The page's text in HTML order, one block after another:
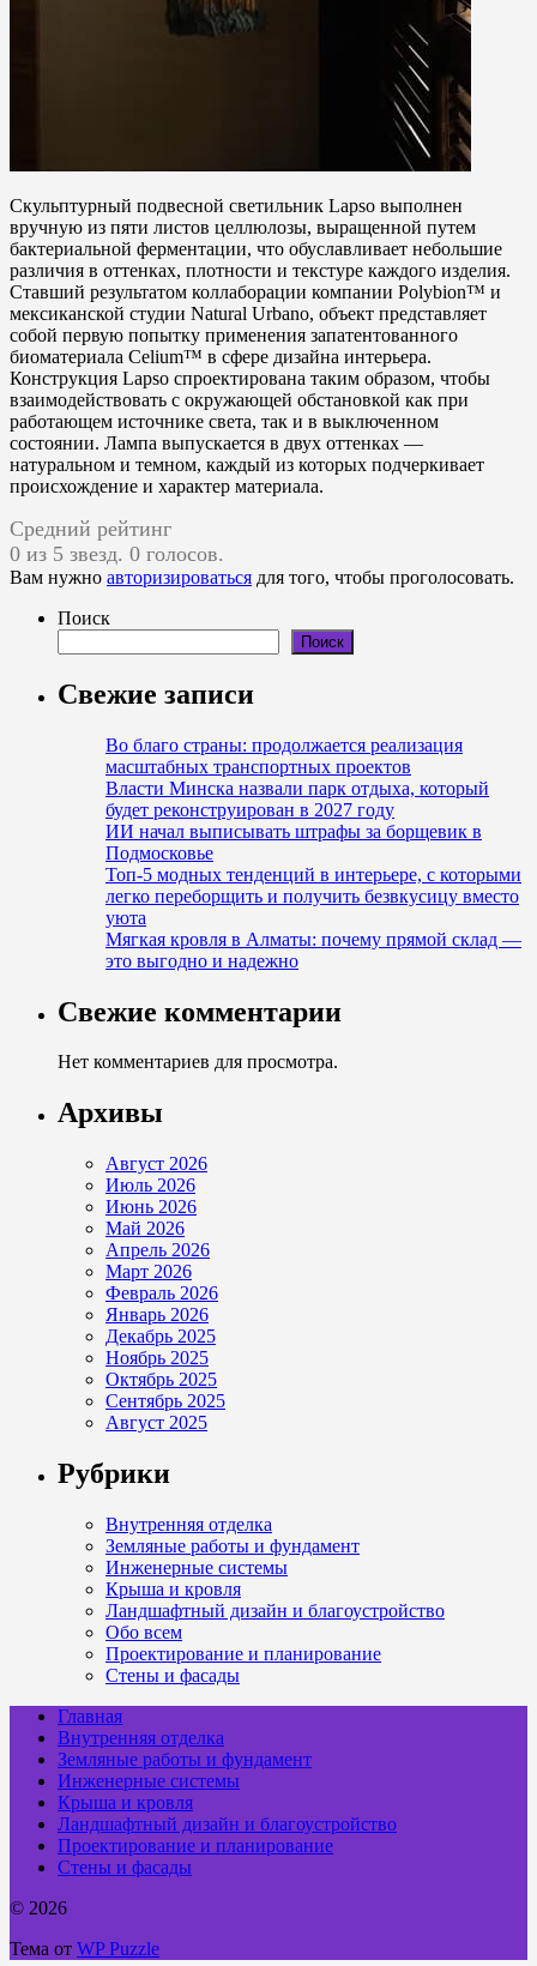
Скульптурный подвесной светильник Lapso выполнен
вручную из пяти листов целлюлозы, выращенной путем
бактериальной ферментации, что обуславливает небольшие
различия в оттенках, плотности и текстуре каждого изделия.
Ставший результатом коллаборации компании Polybion™ и
мексиканской студии Natural Urbano, объект представляет
собой первую попытку применения запатентованного
биоматериала Celium™ в сфере дизайна интерьера.
Конструкция Lapso спроектирована таким образом, чтобы
взаимодействовать с окружающей обстановкой как при
работающем источнике света, так и в выключенном
состоянии. Лампа выпускается в двух оттенках —
натуральном и темном, каждый из которых подчеркивает
происхождение и характер материала.
Средний рейтинг
0 из 5 звезд. 0 голосов.
Вам нужно авторизироваться для того, чтобы проголосовать.
Поиск
Поиск
Свежие записи
Во благо страны: продолжается реализация
масштабных транспортных проектов
Власти Минска назвали парк отдыха, который
будет реконструирован в 2027 году
ИИ начал выписывать штрафы за борщевик в
Подмосковье
Топ-5 модных тенденций в интерьере, с которыми
легко переборщить и получить безвкусицу вместо
уюта
Мягкая кровля в Алматы: почему прямой склад —
это выгодно и надежно
Свежие комментарии
Нет комментариев для просмотра.
Архивы
Август 2026
Июль 2026
Июнь 2026
Май 2026
Апрель 2026
Март 2026
Февраль 2026
Январь 2026
Декабрь 2025
Ноябрь 2025
Октябрь 2025
Сентябрь 2025
Август 2025
Рубрики
Внутренняя отделка
Земляные работы и фундамент
Инженерные системы
Крыша и кровля
Ландшафтный дизайн и благоустройство
Обо всем
Проектирование и планирование
Стены и фасады
Главная
Внутренняя отделка
Земляные работы и фундамент
Инженерные системы
Крыша и кровля
Ландшафтный дизайн и благоустройство
Проектирование и планирование
Стены и фасады
© 2026
Тема от WP Puzzle